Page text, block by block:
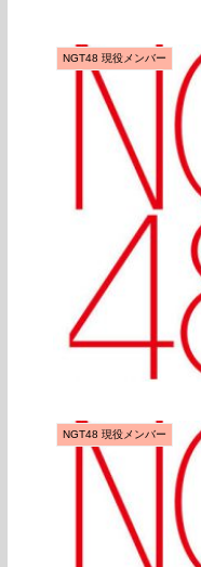
NGT48 現役メンバー
NGT48 現役メンバー